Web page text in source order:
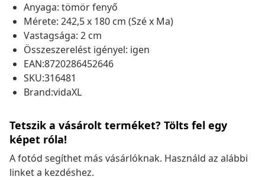
Anyaga: tömör fenyő
Mérete: 242,5 x 180 cm (Szé x Ma)
Vastagsága: 2 cm
Összeszerelést igényel: igen
EAN:8720286452646
SKU:316481
Brand:vidaXL
Tetszik a vásárolt terméket? Tölts fel egy
képet róla!
A fotód segíthet más vásárlóknak. Használd az alábbi
linket a kezdéshez.